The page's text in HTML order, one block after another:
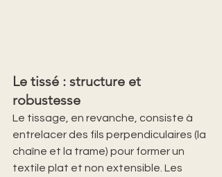
Le tissé : structure et
robustesse
Le tissage, en revanche, consiste à
entrelacer des fils perpendiculaires (la
chaîne et la trame) pour former un
textile plat et non extensible. Les